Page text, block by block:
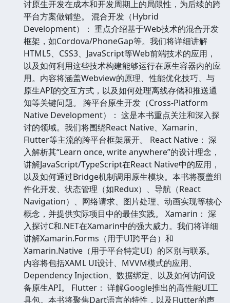
讨原生开发在成本和开发周期上的局限性，为后续的跨
平台方案做铺垫。 混合开发（Hybrid
Development）： 重点介绍基于Web技术的混合开发
框架，如Cordova/PhoneGap等。我们将详细讲解
HTML5、CSS3、JavaScript等Web前端技术的应用，
以及如何利用这些技术构建能够运行在原生容器内的应
用。内容将涵盖Webview的原理、性能优化技巧、与
原生API的交互方式，以及如何处理离线存储和推送通
知等关键问题。 跨平台原生开发（Cross-Platform
Native Development）： 这是本书重点关注和深入探
讨的领域。我们将围绕React Native、Xamarin、
Flutter等主流的跨平台框架展开。 React Native： 深
入解析其“Learn once, write anywhere”的设计理念，
讲解JavaScript/TypeScript在React Native中的应用，
以及如何通过Bridge机制调用原生模块。本书将覆盖组
件化开发、状态管理（如Redux）、导航（React
Navigation）、网络请求、图片处理、动画实现等核心
概念，并提供实际项目中的最佳实践。 Xamarin： 深
入探讨C和.NET在Xamarin中的强大威力。我们将详细
讲解Xamarin.Forms（用于UI跨平台）和
Xamarin.Native（用于平台特定UI）的区别与联系。
内容将包括XAML UI设计、MVVM模式的应用、
Dependency Injection、数据绑定、以及如何访问设
备原生API。 Flutter： 详解Google推出的高性能UI工
具包。本书将聚焦Dart语言的特性，以及Flutter的声